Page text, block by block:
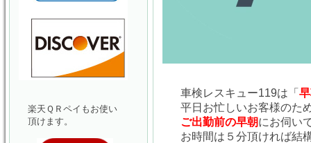
車検レスキュー119は「
平日お忙しいお客様のた
ご出勤前の早朝にお伺い
お時間は５分頂ければ結
楽天ＱＲペイもお使い
頂けます。